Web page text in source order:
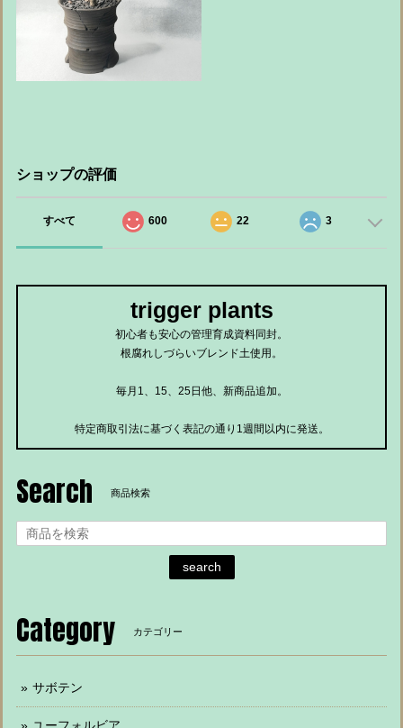
ショップの評価
すべて 600 22 3
trigger plants
初心者も安心の管理育成資料同封。
根腐れしづらいブレンド土使用。
毎月1、15、25日他、新商品追加。
特定商取引法に基づく表記の通り1週間以内に発送。
Search 商品検索
search
Category カテゴリー
サボテン